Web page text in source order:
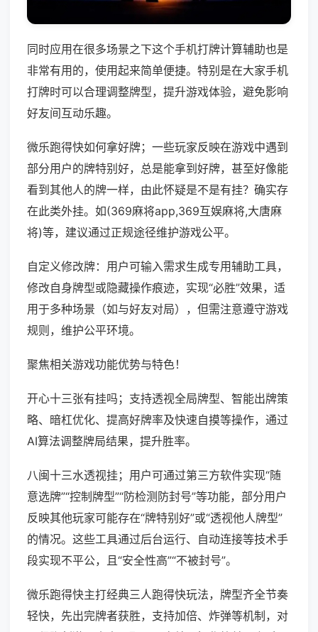
同时应用在很多场景之下这个手机打牌计算辅助也是
非常有用的，使用起来简单便捷。特别是在大家手机
打牌时可以合理调整牌型，提升游戏体验，避免影响
好友间互动乐趣。
微乐跑得快如何拿好牌；一些玩家反映在游戏中遇到
部分用户的牌特别好，总是能拿到好牌，甚至好像能
看到其他人的牌一样，由此怀疑是不是有挂？确实存
在此类外挂。如(369麻将app,369互娱麻将,大唐麻
将)等，建议通过正规途径维护游戏公平。
自定义修改牌：用户可输入需求生成专用辅助工具，
修改自身牌型或隐藏操作痕迹，实现“必胜”效果，适
用于多种场景（如与好友对局），但需注意遵守游戏
规则，维护公平环境。
聚焦相关游戏功能优势与特色！
开心十三张有挂吗；支持透视全局牌型、智能出牌策
略、暗杠优化、提高好牌率及快速自摸等操作，通过
AI算法调整牌局结果，提升胜率。
八闽十三水透视挂；用户可通过第三方软件实现“随
意选牌”“控制牌型”“防检测防封号”等功能，部分用户
反映其他玩家可能存在“牌特别好”或“透视他人牌型”
的情况。这些工具通过后台运行、自动连接等技术手
段实现不平公，且“安全性高”“不被封号”。
微乐跑得快主打经典三人跑得快玩法，牌型齐全节奏
轻快，先出完牌者获胜，支持加倍、炸弹等机制，对